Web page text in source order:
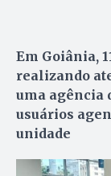
Em Goiânia,
realizando
uma agência
usuários
unidade